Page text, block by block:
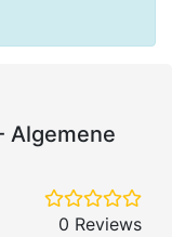
Algemene
0 Reviews